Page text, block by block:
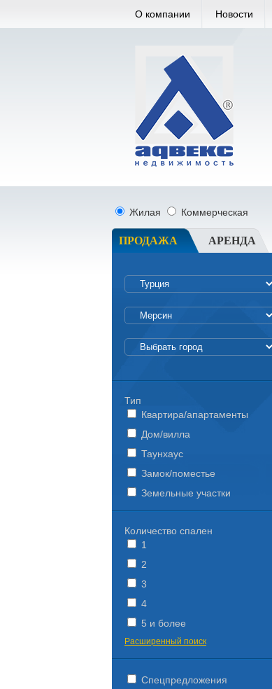
О компании Новости
Жилая Коммерческая
ПРОДАЖА АРЕНДА
Тип
Квартира/апартаменты
Дом/вилла
Таунхаус
Замок/поместье
Земельные участки
Количество спален
1
2
3
4
5 и более
Расширенный поиск
Спецпредложения